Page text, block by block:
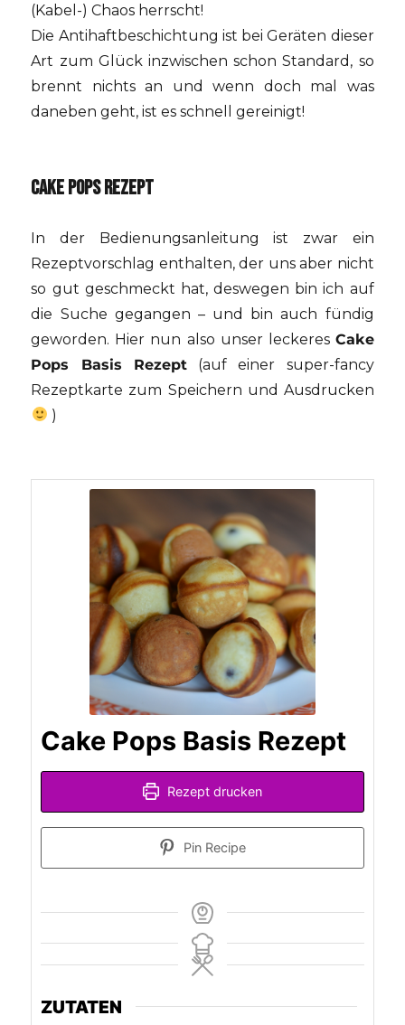
(Kabel-) Chaos herrscht!
Die Antihaftbeschichtung ist bei Geräten dieser
Art zum Glück inzwischen schon Standard, so
brennt nichts an und wenn doch mal was
daneben geht, ist es schnell gereinigt!
CAKE POPS REZEPT
In der Bedienungsanleitung ist zwar ein
Rezeptvorschlag enthalten, der uns aber nicht
so gut geschmeckt hat, deswegen bin ich auf
die Suche gegangen – und bin auch fündig
geworden. Hier nun also unser leckeres Cake
Pops Basis Rezept(auf einer super-fancy
Rezeptkarte zum Speichern und Ausdrucken
)
Cake Pops Basis Rezept
Rezept drucken
Pin Recipe
ZUTATEN